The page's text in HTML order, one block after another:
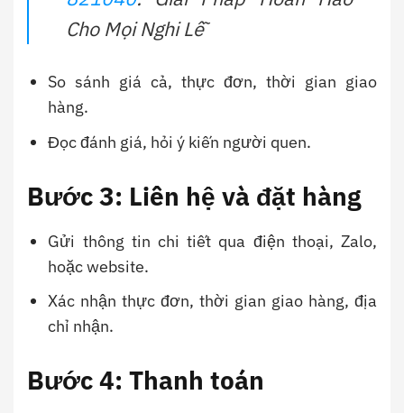
Cho Mọi Nghi Lễ
So sánh giá cả, thực đơn, thời gian giao
hàng.
Đọc đánh giá, hỏi ý kiến người quen.
Bước 3: Liên hệ và đặt hàng
Gửi thông tin chi tiết qua điện thoại, Zalo,
hoặc website.
Xác nhận thực đơn, thời gian giao hàng, địa
chỉ nhận.
Bước 4: Thanh toán